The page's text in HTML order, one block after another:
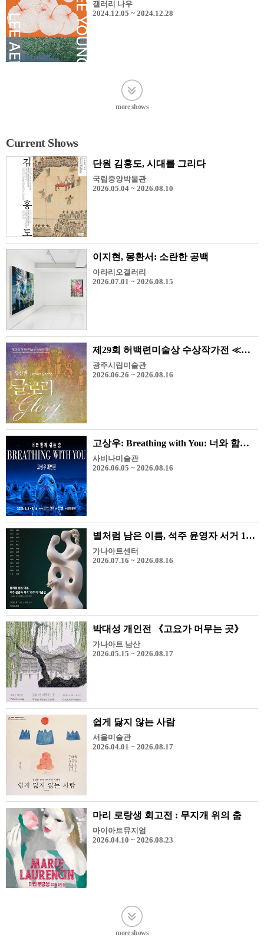
갤러리 나우
2024.12.05 ~ 2024.12.28
more shows
Current Shows
단원 김홍도, 시대를 그리다
국립중앙박물관
2026.05.04 ~ 2026.08.10
이지현, 몽환서: 소란한 공백
아라리오갤러리
2026.07.01 ~ 2026.08.15
제29회 허백련미술상 수상작가전 ≪장진원-Glory≫
광주시립미술관
2026.06.26 ~ 2026.08.16
고상우: Breathing with You: 너와 함께 쉬는 숨
사비나미술관
2026.06.05 ~ 2026.08.16
별처럼 남은 이름, 석주 윤영자 서거 10주기 기념전 - 그리고 석주 미술상 수상 작가전
가나아트센터
2026.07.16 ~ 2026.08.16
박대성 개인전 《고요가 머무는 곳》
가나아트 남산
2026.05.15 ~ 2026.08.17
쉽게 닳지 않는 사람
서울미술관
2026.04.01 ~ 2026.08.17
마리 로랑생 회고전 : 무지개 위의 춤
마이아트뮤지엄
2026.04.10 ~ 2026.08.23
more shows